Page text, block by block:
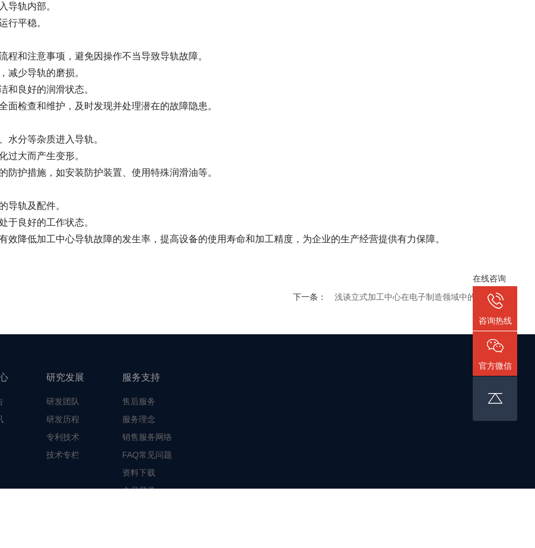
轨内部。
平稳。
和注意事项，避免因操作不当导致导轨故障。
少导轨的磨损。
良好的润滑状态。
检查和维护，及时发现并处理潜在的故障隐患。
分等杂质进入导轨。
大而产生变形。
护措施，如安装防护装置、使用特殊润滑油等。
轨及配件。
良好的工作状态。
低加工中心导轨故障的发生率，提高设备的使用寿命和加工精度，为企业的生产经营提供有力保障。
下一条： 浅谈立式加工中心在电子制造领域中的应用
研究发展
研发团队
研发历程
专利技术
技术专栏
服务支持
售后服务
服务理念
销售服务网络
FAQ常见问题
资料下载
会员登录
在线咨询
咨询热线
官方微信